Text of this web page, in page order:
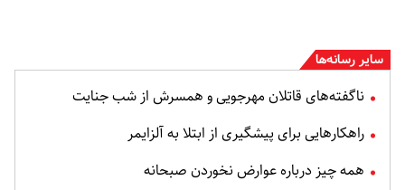
سایر رسانه‌ها
ناگفته‌های قاتلان مهرجویی و همسرش از شب جنایت
راهکارهایی برای پیشگیری از ابتلا به آلزایمر
همه چیز درباره عوارض نخوردن صبحانه